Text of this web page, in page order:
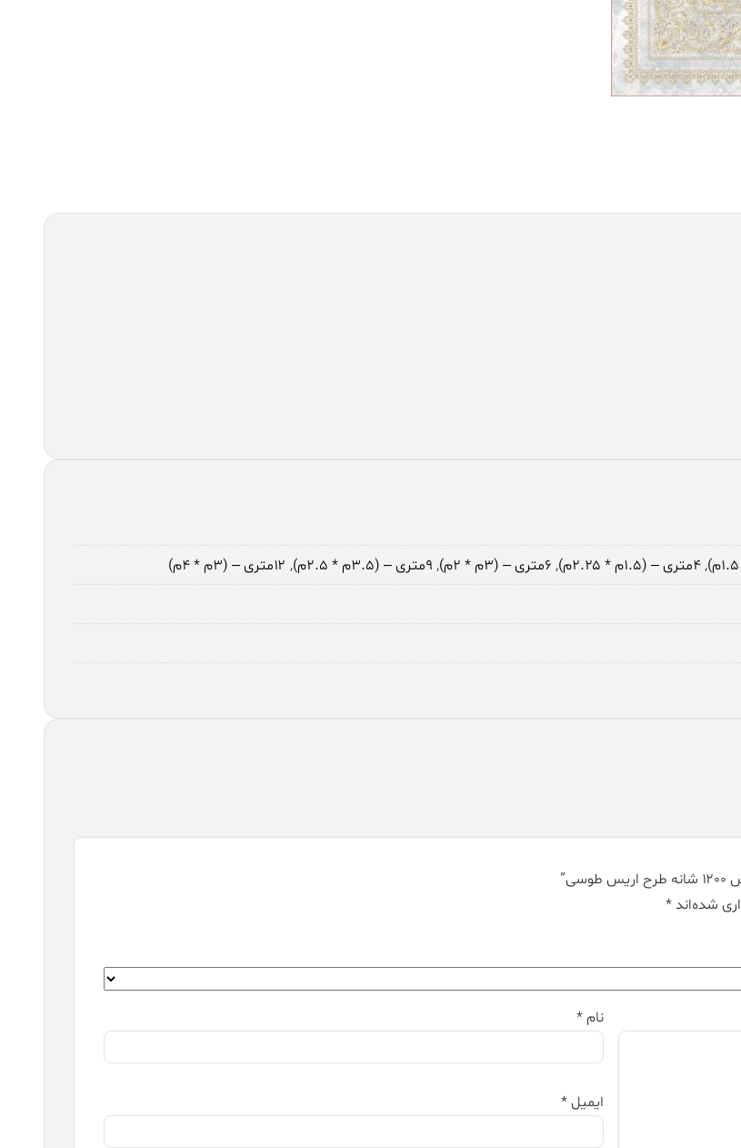
,۴متری – (۱.۵م * ۲.۲۵م) , ۶متری – (۳م * ۲م) , ۹متری – (۳.۵م * ۲.۵م) , ۱۲متری – (۳م * ۴م)
شده‌اند *
نام *
ایمیل *